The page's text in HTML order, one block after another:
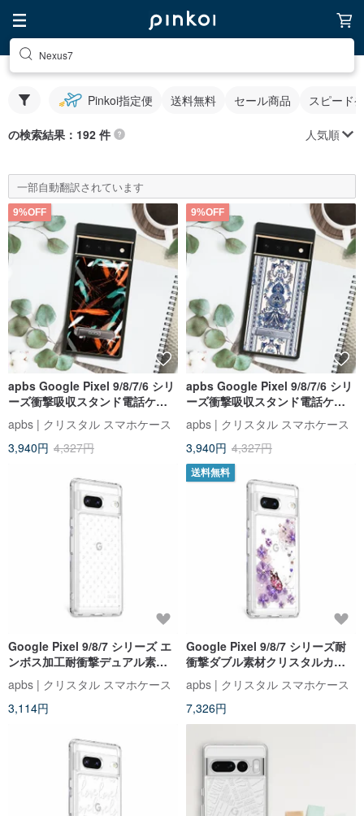
Nexus7
Pinkoi指定便 送料無料 セール商品 スピード
の検索結果：192 件 人気順
一部自動翻訳されています
9%OFF
apbs Google Pixel 9/8/7/6 シリ
ーズ衝撃吸収スタンド電話ケー
ス - SF グラフィティ
apbs | クリスタル スマホケース
3,940円 4,327円
9%OFF
apbs Google Pixel 9/8/7/6 シリ
ーズ衝撃吸収スタンド電話ケー
ス - バロックブルー
apbs | クリスタル スマホケース
3,940円 4,327円
Google Pixel 9/8/7 シリーズ エ
ンボス加工耐衝撃デュアル素材
携帯電話ケース - レター
apbs | クリスタル スマホケース
3,114円
送料無料
Google Pixel 9/8/7 シリーズ耐
衝撃ダブル素材クリスタルカラ
ーダイヤモンド携帯電話ケース-
その他ディーリアン
apbs | クリスタル スマホケース
7,326円